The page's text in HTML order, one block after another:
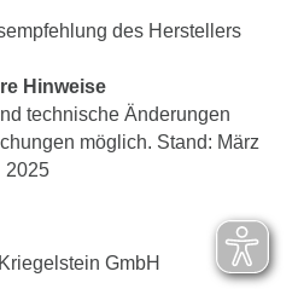
des Herstellers
Hinweise
technische Änderungen
möglich. Stand: März
2025
GmbH